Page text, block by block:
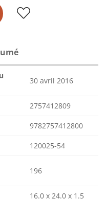
30 avril 2016
2757412809
9782757412800
120025-54
196
16.0 x 24.0 x 1.5